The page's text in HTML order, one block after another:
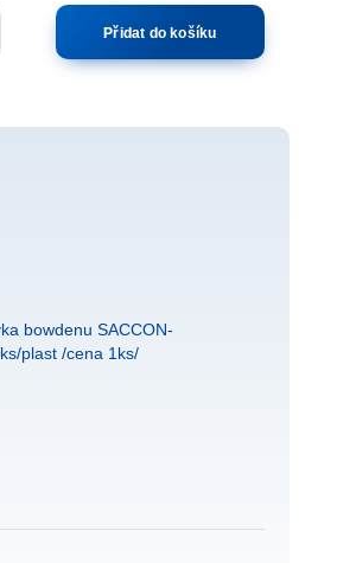
Přidat do košíku